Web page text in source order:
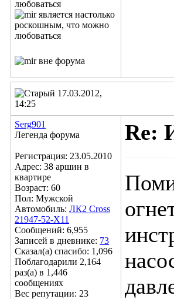
17.03.2012,
14:25
Serg901
Легенда форума
Регистрация: 23.05.2010
Адрес: 38 аршин в
квартире
Возраст: 60
Пол: Мужской
Автомобиль: ЛК2 Cross
21947-52-X11
Сообщений: 6,955
Записей в дневнике: 73
Сказал(а) спасибо: 1,096
Поблагодарили 2,164
раз(а) в 1,446
сообщениях
Вес репутации: 23
Re: